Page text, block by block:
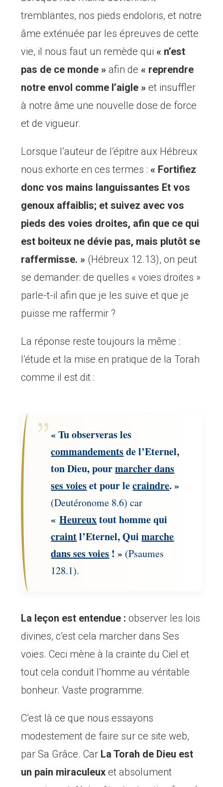
tremblantes, nos pieds endoloris, et notre
âme exténuée par les épreuves de cette
vie, il nous faut un remède qui« n’est
pas de ce monde » afin de« reprendre
notre envol comme l’aigle » et insuffler
à notre âme une nouvelle dose de force
et de vigueur.
Lorsque l’auteur de l’épitre aux Hébreux
nous exhorte en ces termes :« Fortifiez
donc vos mains languissantes Et vos
genoux affaiblis; et suivez avec vos
pieds des voies droites, afin que ce qui
est boiteux ne dévie pas, mais plutôt se
raffermisse. » (Hébreux 12.13), on peut
se demander: de quelles « voies droites »
parle-t-il afin que je les suive et que je
puisse me raffermir ?
La réponse reste toujours la même :
l’étude et la mise en pratique de la Torah
comme il est dit :
« Tu observeras les
commandementsde l’Eternel,
ton Dieu, pourmarcher dans
ses voieset pour lecraindre. »
(Deutéronome 8.6) car
«Heureuxtout homme qui
craintl’Eternel, Quimarche
dans ses voies ! » (Psaumes
128.1).
La leçon est entendue : observer les lois
divines, c’est cela marcher dans Ses
voies. Ceci mène à la crainte du Ciel et
tout cela conduit l’homme au véritable
bonheur. Vaste programme.
C’est là ce que nous essayons
modestement de faire sur ce site web,
par Sa Grâce. Car La Torah de Dieu est
un pain miraculeux et absolument